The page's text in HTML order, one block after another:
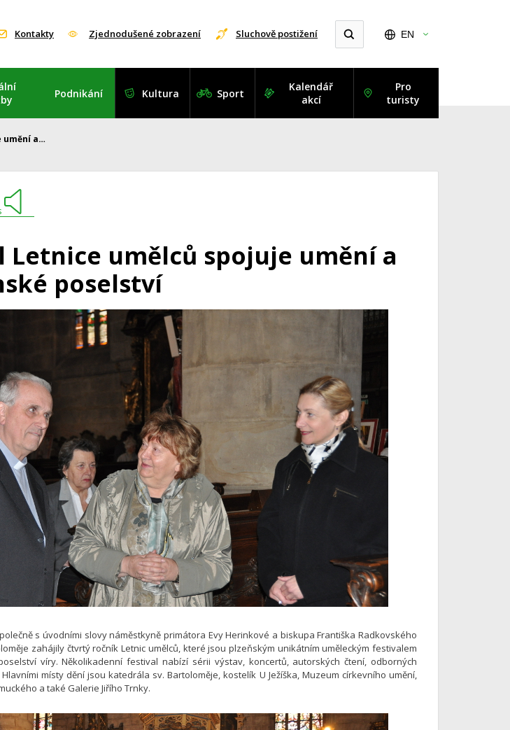
Kontakty Zjednodušené zobrazení Sluchově postižení EN
Podnikání Kultura Sport
Kalendář
akcí
Pro
turisty
umění a…
Letnice umělců spojuje umění a
poselství
s úvodními slovy náměstkyně primátora Evy Herinkové a biskupa Františka Radkovského
zahájily čtvrtý ročník Letnic umělců, které jsou plzeňským unikátním uměleckým festivalem
víry. Několikadenní festival nabízí sérii výstav, koncertů, autorských čtení, odborných
místy dění jsou katedrála sv. Bartoloměje, kostelík U Ježíška, Muzeum církevního umění,
a také Galerie Jiřího Trnky.